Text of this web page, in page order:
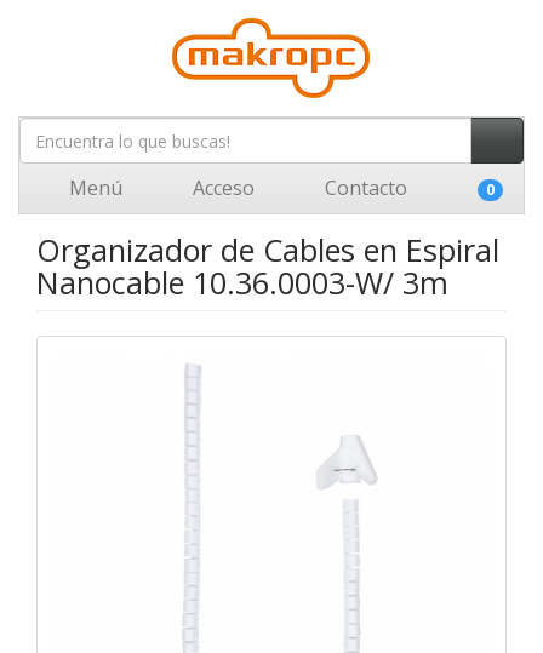
Menú Acceso Contacto 0
Organizador de Cables en Espiral
Nanocable 10.36.0003-W/ 3m